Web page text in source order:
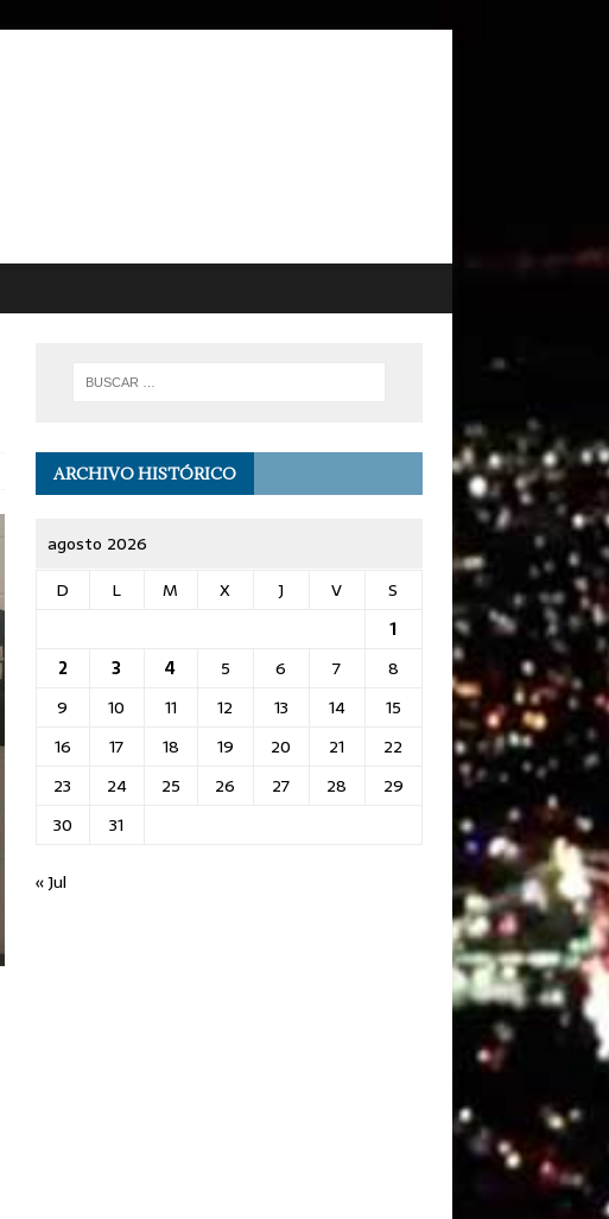
ARCHIVO HISTÓRICO
agosto 2026
D
L M X J V
S
1
2
3 4 5 6 7
8
9
10 11 12 13 14
15
16
17 18 19 20 21
22
23
24 25 26 27 28
29
30
31
« Jul